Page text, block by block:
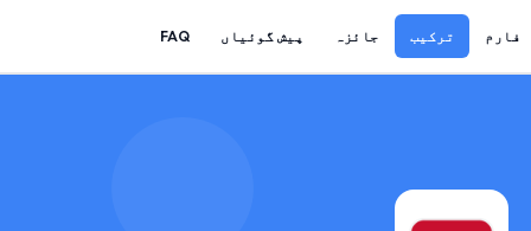
فارم ترکیب جائزہ پیش گوئیاں FAQ